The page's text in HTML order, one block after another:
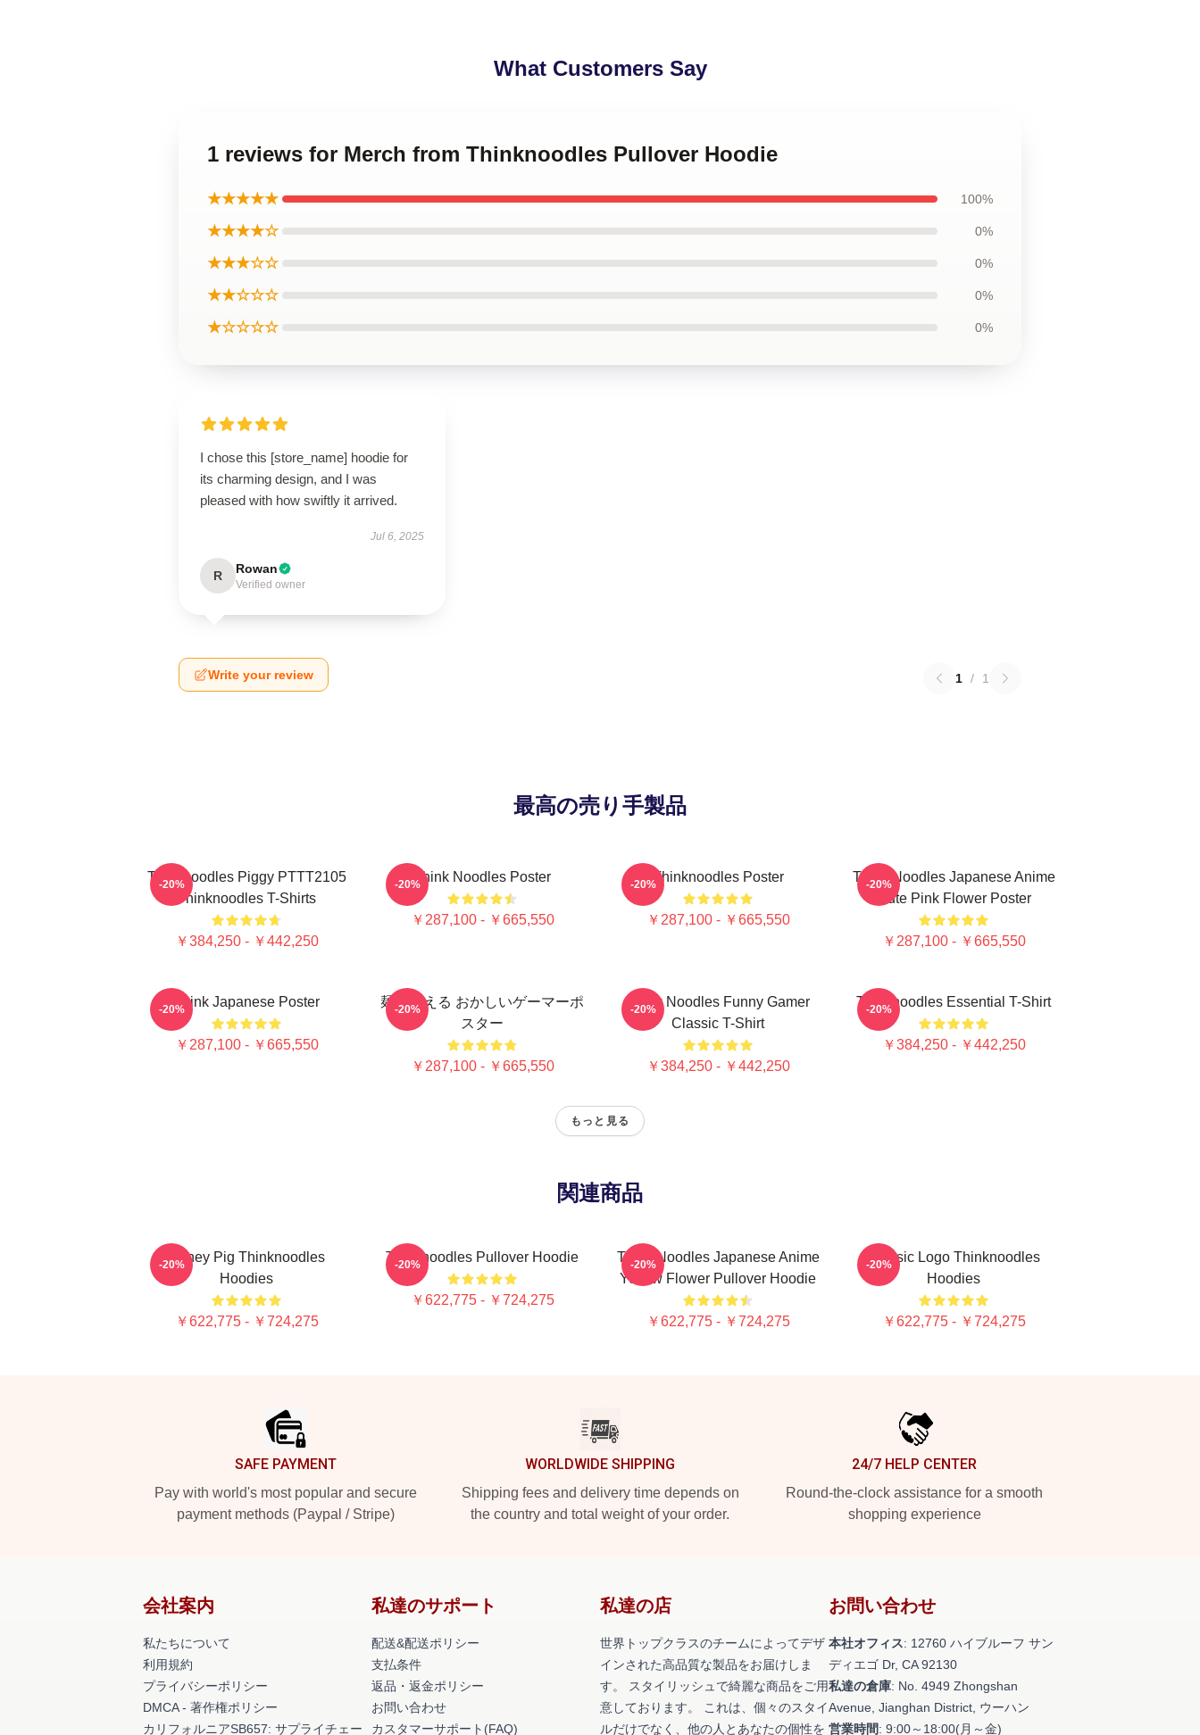
What Customers Say
1 reviews for Merch from Thinknoodles Pullover Hoodie
★★★★★ 100%
★★★★☆ 0%
★★★☆☆ 0%
★★☆☆☆ 0%
★☆☆☆☆ 0%
I chose this [store_name] hoodie for
its charming design, and I was
pleased with how swiftly it arrived.
Jul 6, 2025
R Rowan
Verified owner
Write your review 1 / 1
最高の売り手製品
Thinknoodles Piggy PTTT2105
Thinknoodles T-Shirts
￥384,250 - ￥442,250
-20% Think Noodles Poster
￥287,100 - ￥665,550
-20% Thinknoodles Poster
￥287,100 - ￥665,550
-20%
Think Noodles Japanese Anime
Cute Pink Flower Poster
￥287,100 - ￥665,550
-20%
Think Japanese Poster
￥287,100 - ￥665,550
-20%
麺を考える おかしいゲーマーポ
スター
￥287,100 - ￥665,550
-20%
Think Noodles Funny Gamer
Classic T-Shirt
￥384,250 - ￥442,250
-20% Thinknoodles Essential T-Shirt
￥384,250 - ￥442,250
-20%
もっと見る
関連商品
Honey Pig Thinknoodles
Hoodies
￥622,775 - ￥724,275
-20% Thinknoodles Pullover Hoodie
￥622,775 - ￥724,275
-20%
Think Noodles Japanese Anime
Yellow Flower Pullover Hoodie
￥622,775 - ￥724,275
-20%
Classic Logo Thinknoodles
Hoodies
￥622,775 - ￥724,275
-20%
SAFE PAYMENT
Pay with world's most popular and secure
payment methods (Paypal / Stripe)
WORLDWIDE SHIPPING
Shipping fees and delivery time depends on
the country and total weight of your order.
24/7 HELP CENTER
Round-the-clock assistance for a smooth
shopping experience
会社案内
私たちについて
利用規約
プライバシーポリシー
DMCA - 著作権ポリシー
カリフォルニアSB657: サプライチェー
私達のサポート
配送&配送ポリシー
支払条件
返品・返金ポリシー
お問い合わせ
カスタマーサポート(FAQ)
私達の店
世界トップクラスのチームによってデザ
インされた高品質な製品をお届けしま
す。 スタイリッシュで綺麗な商品をご用
意しております。 これは、個々のスタイ
ルだけでなく、他の人とあなたの個性を
お問い合わせ
本社オフィス: 12760 ハイブルーフ サン
ディエゴ Dr, CA 92130
私達の倉庫: No. 4949 Zhongshan
Avenue, Jianghan District, ウーハン
営業時間: 9:00～18:00(月～金)